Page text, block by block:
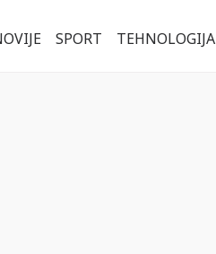
SPORT TEHNOLOGIJA